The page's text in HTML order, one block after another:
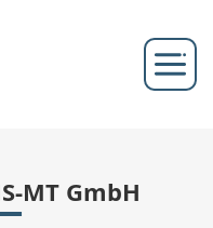
MT GmbH